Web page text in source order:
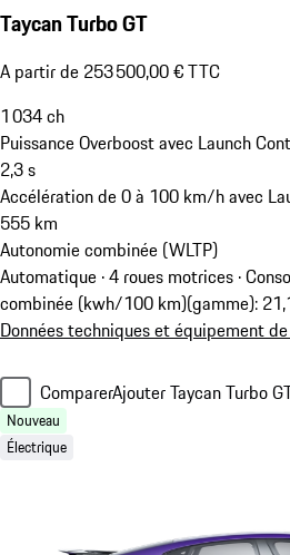
Taycan Turbo GT
A partir de 253 500,00 € TTC
1 034ch
Puissance Overboost avec Launch
2,3s
Accélération de 0 à 100 km/h avec
555 km
Autonomie combinée (WLTP)
Automatique · 4 roues motrices ·
combinée (kwh/100 km)(gamme):
Données techniques et équipement
ComparerAjouter Taycan Turbo
Nouveau
Électrique